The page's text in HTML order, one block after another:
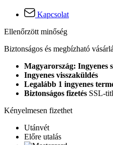
Kapcsolat
Ellenőrzött minőség
Biztonságos és megbízható
Magyarország: Ingyenes
Ingyenes visszaküldés
Legalább 1 ingyenes
Biztonságos fizetés SSL-
Kényelmesen fizethet
Utánvét
Előre utalás